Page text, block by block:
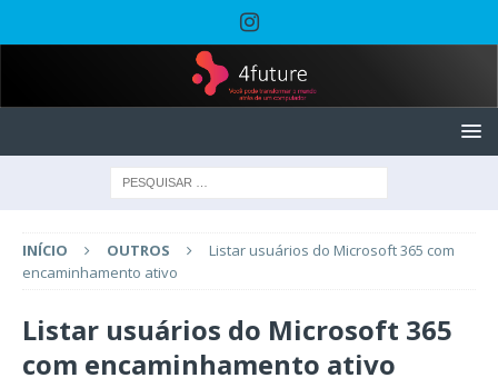
INÍCIO OUTROS
Listar usuários do Microsoft 365 com
encaminhamento ativo
Listar usuários do Microsoft 365
com encaminhamento ativo